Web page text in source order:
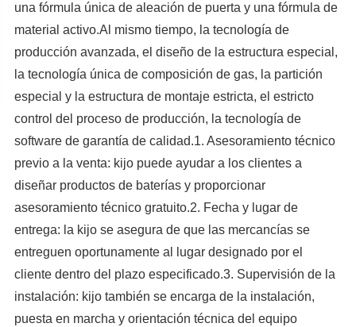
una fórmula única de aleación de puerta y una fórmula de
material activo.Al mismo tiempo, la tecnología de
producción avanzada, el diseño de la estructura especial,
la tecnología única de composición de gas, la partición
especial y la estructura de montaje estricta, el estricto
control del proceso de producción, la tecnología de
software de garantía de calidad.1. Asesoramiento técnico
previo a la venta: kijo puede ayudar a los clientes a
diseñar productos de baterías y proporcionar
asesoramiento técnico gratuito.2. Fecha y lugar de
entrega: la kijo se asegura de que las mercancías se
entreguen oportunamente al lugar designado por el
cliente dentro del plazo especificado.3. Supervisión de la
instalación: kijo también se encarga de la instalación,
puesta en marcha y orientación técnica del equipo